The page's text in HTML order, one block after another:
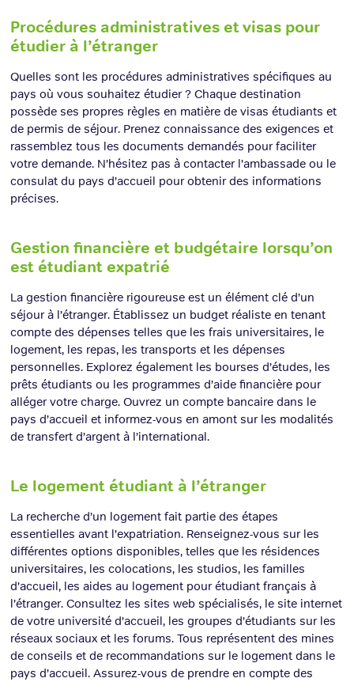
Procédures administratives et visas pour
étudier à l’étranger
Quelles sont les procédures administratives spécifiques au
pays où vous souhaitez étudier ? Chaque destination
possède ses propres règles en matière de visas étudiants et
de permis de séjour. Prenez connaissance des exigences et
rassemblez tous les documents demandés pour faciliter
votre demande. N’hésitez pas à contacter l’ambassade ou le
consulat du pays d’accueil pour obtenir des informations
précises.
Gestion financière et budgétaire lorsqu’on
est étudiant expatrié
La gestion financière rigoureuse est un élément clé d’un
séjour à l’étranger. Établissez un budget réaliste en tenant
compte des dépenses telles que les frais universitaires, le
logement, les repas, les transports et les dépenses
personnelles. Explorez également les bourses d’études, les
prêts étudiants ou les programmes d’aide financière pour
alléger votre charge. Ouvrez un compte bancaire dans le
pays d’accueil et informez-vous en amont sur les modalités
de transfert d’argent à l’international.
Le logement étudiant à l’étranger
La recherche d’un logement fait partie des étapes
essentielles avant l’expatriation. Renseignez-vous sur les
différentes options disponibles, telles que les résidences
universitaires, les colocations, les studios, les familles
d’accueil, les aides au logement pour étudiant français à
l’étranger. Consultez les sites web spécialisés, le site internet
de votre université d’accueil, les groupes d’étudiants sur les
réseaux sociaux et les forums. Tous représentent des mines
de conseils et de recommandations sur le logement dans le
pays d’accueil. Assurez-vous de prendre en compte des